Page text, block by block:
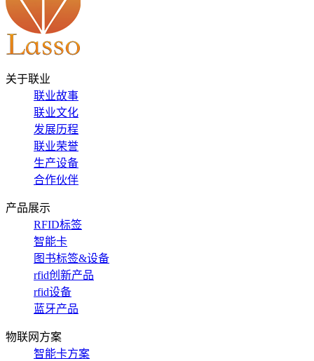
关于联业
联业故事
联业文化
发展历程
联业荣誉
生产设备
合作伙伴
产品展示
RFID标签
智能卡
图书标签&设备
rfid创新产品
rfid设备
蓝牙产品
物联网方案
智能卡方案